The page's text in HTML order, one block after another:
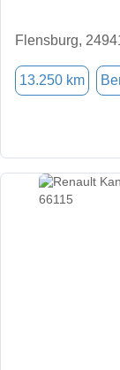
Flensburg,
13.250 km